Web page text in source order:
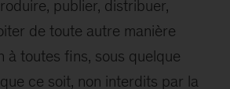
publier, distribuer,
de toute autre manière
à toutes fins, sous quelque
ce soit, non interdits par la